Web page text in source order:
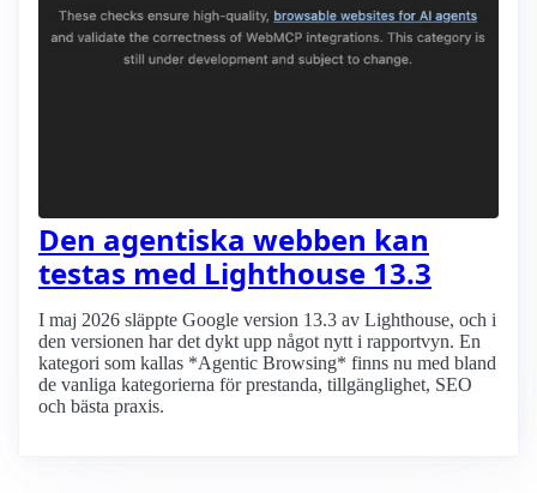
Den agentiska webben kan
testas med Lighthouse 13.3
I maj 2026 släppte Google version 13.3 av Lighthouse, och i
den versionen har det dykt upp något nytt i rapportvyn. En
kategori som kallas *Agentic Browsing* finns nu med bland
de vanliga kategorierna för prestanda, tillgänglighet, SEO
och bästa praxis.